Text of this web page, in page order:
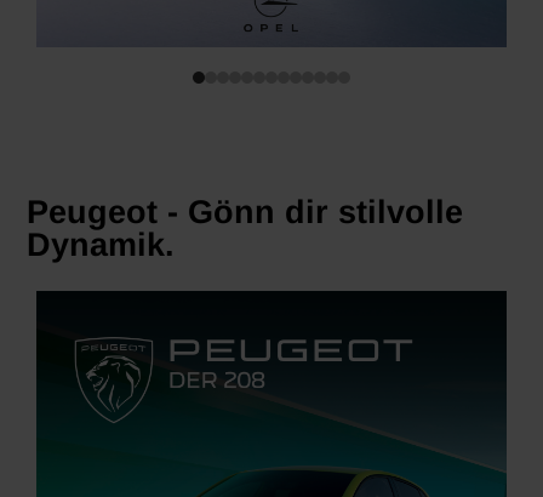
Peugeot - Gönn dir stilvolle
Dynamik.